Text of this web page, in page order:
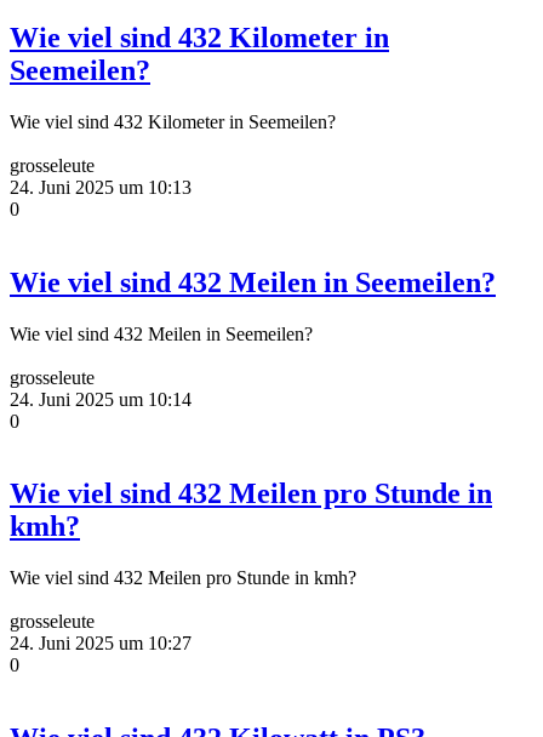
Wie viel sind 432 Kilometer in
Seemeilen?
Wie viel sind 432 Kilometer in Seemeilen?
grosseleute
24. Juni 2025 um 10:13
0
Wie viel sind 432 Meilen in Seemeilen?
Wie viel sind 432 Meilen in Seemeilen?
grosseleute
24. Juni 2025 um 10:14
0
Wie viel sind 432 Meilen pro Stunde in
kmh?
Wie viel sind 432 Meilen pro Stunde in kmh?
grosseleute
24. Juni 2025 um 10:27
0